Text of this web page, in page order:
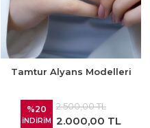
Tamtur Alyans Modelleri
%20
İNDİRİM
2.500,00 TL
2.000,00 TL